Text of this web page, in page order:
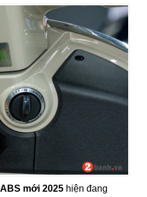
mới 2025 hiện đang